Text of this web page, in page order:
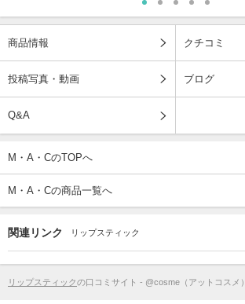
商品情報 クチコミ
投稿写真・動画 ブログ
Q&A
M・A・CのTOPへ
M・A・Cの商品一覧へ
関連リンク リップスティック
リップスティックの口コミサイト - @cosme（アットコスメ）